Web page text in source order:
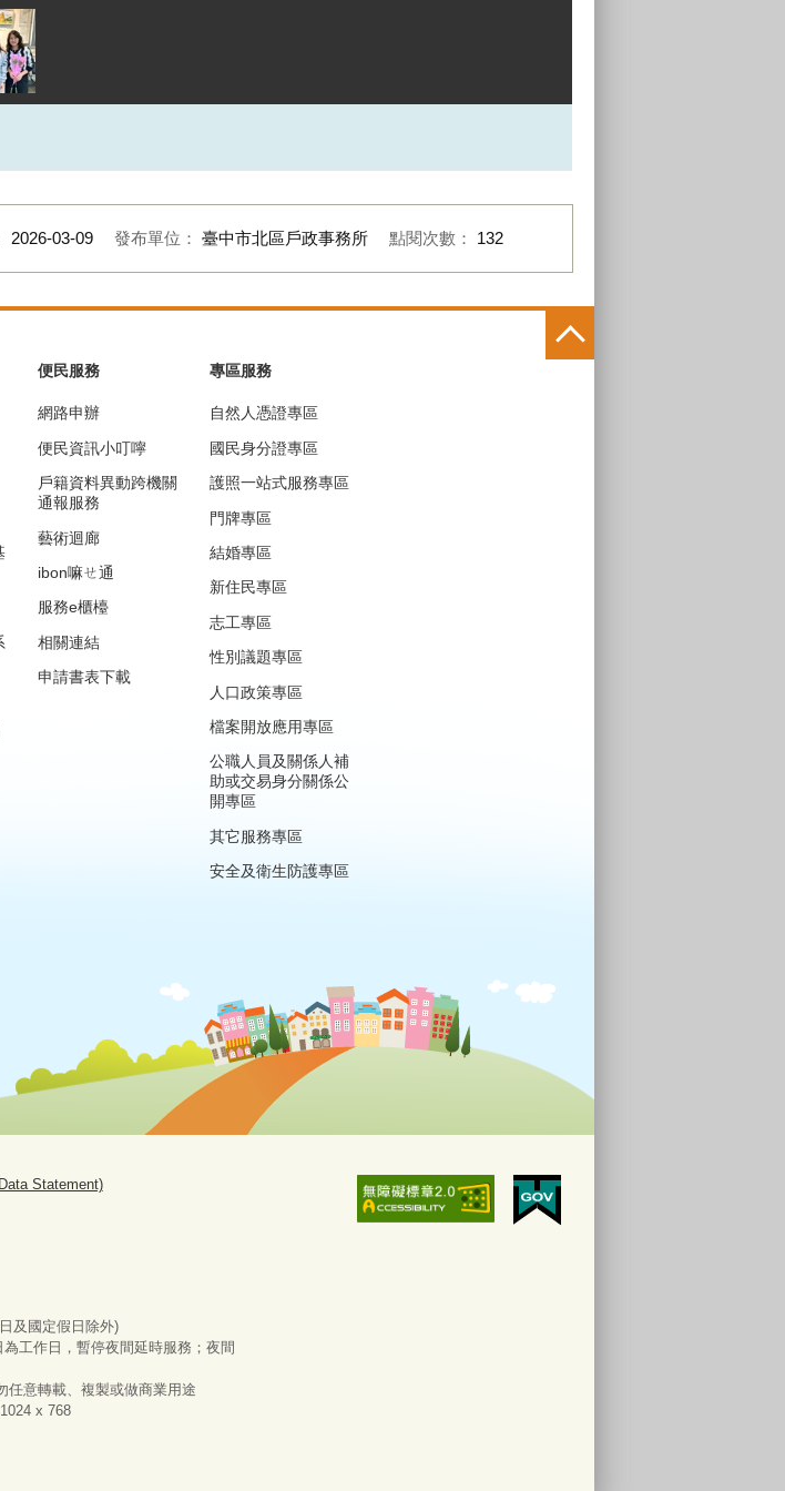
2026-03-09 發布單位： 臺中市北區戶政事務所 點閱次數： 132
便民服務
網路申辦
便民資訊小叮嚀
戶籍資料異動跨機關
通報服務
藝術迴廊
ibon嘛ㄝ通
服務e櫃檯
相關連結
申請書表下載
專區服務
自然人憑證專區
國民身分證專區
護照一站式服務專區
門牌專區
結婚專區
新住民專區
志工專區
性別議題專區
人口政策專區
檔案開放應用專區
公職人員及關係人補
助或交易身分關係公
開專區
其它服務專區
安全及衛生防護專區
Statement)
及國定假日除外)
工作日，暫停夜間延時服務；夜間
任意轉載、複製或做商業用途
x 768